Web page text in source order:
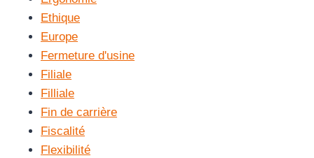
Ethique
Europe
Fermeture d'usine
Filiale
Filliale
Fin de carrière
Fiscalité
Flexibilité